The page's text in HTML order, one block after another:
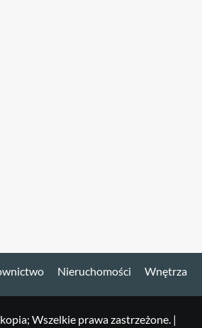
Nieruchomości Wnętrza
Wszelkie prawa zastrzeżone. |